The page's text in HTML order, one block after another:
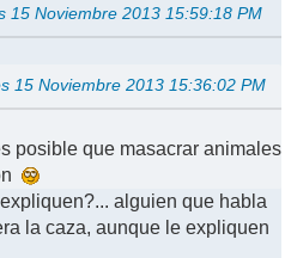
15 Noviembre 2013 15:59:18 PM
15 Noviembre 2013 15:36:02 PM
posible que masacrar animales
alguien que habla
la caza, aunque le expliquen